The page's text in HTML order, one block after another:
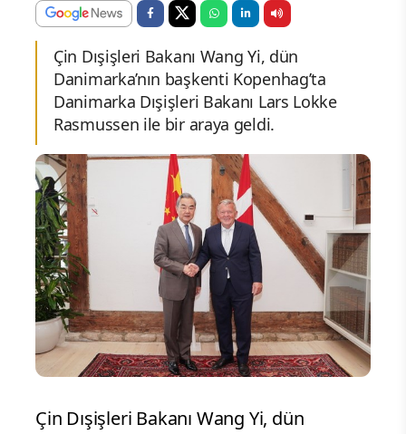
Çin Dışişleri Bakanı Wang Yi, dün
Danimarka’nın başkenti Kopenhag’ta
Danimarka Dışişleri Bakanı Lars Lokke
Rasmussen ile bir araya geldi.
Çin Dışişleri Bakanı Wang Yi, dün